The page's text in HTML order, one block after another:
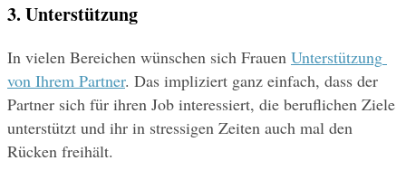
3. Unterstützung
In vielen Bereichen wünschen sich Frauen Unterstützung
von Ihrem Partner. Das impliziert ganz einfach, dass der
Partner sich für ihren Job interessiert, die beruflichen Ziele
unterstützt und ihr in stressigen Zeiten auch mal den
Rücken freihält.